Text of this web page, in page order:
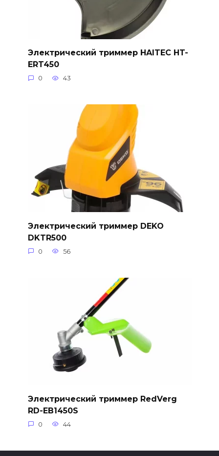
Электрический триммер HAITEC HT-
ERT450
0 43
Электрический триммер DEKO
DKTR500
0 56
Электрический триммер RedVerg
RD-EB1450S
0 44